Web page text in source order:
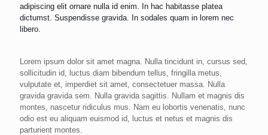
adipiscing elit ornare nulla id enim. In hac habitasse platea
dictumst. Suspendisse gravida. In sodales quam in lorem nec
libero.
Lorem ipsum dolor sit amet magna. Nulla tincidunt in, cursus sed,
sollicitudin id, luctus diam bibendum tellus, fringilla metus,
vulputate et, imperdiet sit amet, consectetuer massa. Nulla
gravida gravida sem. Nulla gravida sagittis. Nullam et magnis dis
montes, nascetur ridiculus mus. Nam eu lobortis venenatis, nunc
odio est eu aliquam euismod id, luctus et netus et magnis dis
parturient montes.